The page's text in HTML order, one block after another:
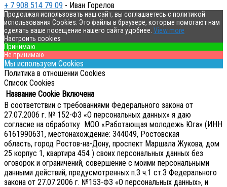
+ 7 908 514 79 09 - Иван Горелов
Продолжая использовать наш сайт, вы соглашаетесь с политикой
использования Cookies. Это файлы в браузере, которые помогают нам
сделать ваше посещение нашего сайта удобнее. View more
Настроить cookies
Принимаю
Не принимаю
Мы используем Cookies
Политика в отношении Cookies
Список Cookies
Название Cookie Включена
В соответствии с требованиями Федерального закона от
27.07.2006 г. № 152-ФЗ «О персональных данных» я даю
согласие на обработку МОО «Работающая молодежь Юга» (ИНН
6161990631, местонахождение: 344049, Ростовская
область, город Ростов-на-Дону, проспект Маршала Жукова, дом
25 корпус 1, квартира 454 ) своих персональных данных без
оговорок и ограничений, совершение с моими персональными
данными действий, предусмотренных п.3 ч.1 ст.3 Федерального
закона от 27.07.2006 г. №153-ФЗ «О персональных данных», и